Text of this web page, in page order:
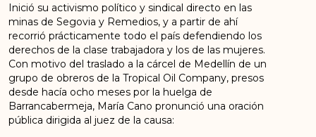
Inició su activismo político y sindical directo en las
minas de Segovia y Remedios, y a partir de ahí
recorrió prácticamente todo el país defendiendo los
derechos de la clase trabajadora y los de las mujeres.
Con motivo del traslado a la cárcel de Medellín de un
grupo de obreros de la Tropical Oil Company, presos
desde hacía ocho meses por la huelga de
Barrancabermeja, María Cano pronunció una oración
pública dirigida al juez de la causa: